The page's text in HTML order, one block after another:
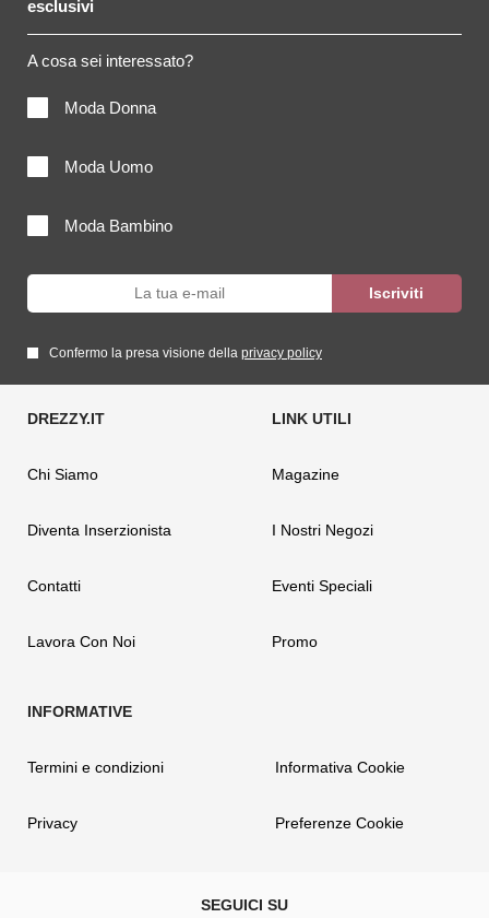
esclusivi
A cosa sei interessato?
Moda Donna
Moda Uomo
Moda Bambino
Confermo la presa visione della privacy policy
Chi Siamo
Diventa Inserzionista
Contatti
Lavora Con Noi
Magazine
I Nostri Negozi
Eventi Speciali
Promo
Termini e condizioni
Privacy
Informativa Cookie
Preferenze Cookie